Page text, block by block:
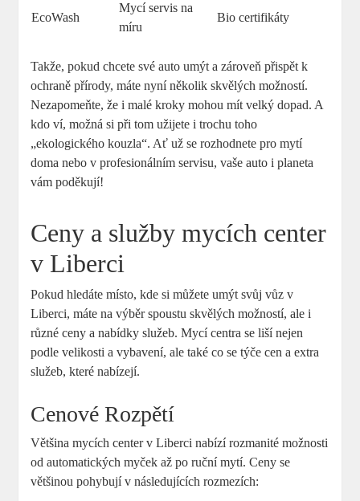
EcoWash
Mycí servis na
míru
Bio certifikáty
Takže, pokud chcete své auto umýt a zároveň přispět k
ochraně přírody, máte nyní několik skvělých možností.
Nezapomeňte, že i malé kroky mohou mít velký dopad. A
kdo ví, možná si při tom užijete i trochu toho
„ekologického kouzla“. Ať už se rozhodnete pro mytí
doma nebo v profesionálním servisu, vaše auto i planeta
vám poděkují!
Ceny a služby mycích center
v Liberci
Pokud hledáte místo, kde si můžete umýt svůj vůz v
Liberci, máte na výběr spoustu skvělých možností, ale i
různé ceny a nabídky služeb. Mycí centra se liší nejen
podle velikosti a vybavení, ale také co se týče cen a extra
služeb, které nabízejí.
Cenové Rozpětí
Většina mycích center v Liberci nabízí rozmanité možnosti
od automatických myček až po ruční mytí. Ceny se
většinou pohybují v následujících rozmezích: